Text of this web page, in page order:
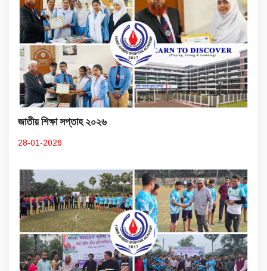
জাতীয় শিক্ষা সপ্তাহ ২০২৬
28-01-2026